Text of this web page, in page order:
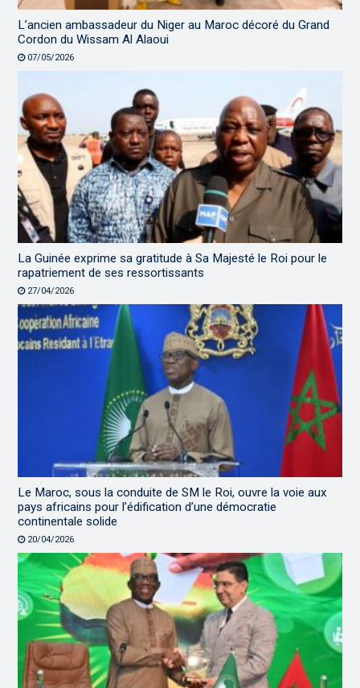
L’ancien ambassadeur du Niger au Maroc décoré du Grand
Cordon du Wissam Al Alaoui
07/05/2026
La Guinée exprime sa gratitude à Sa Majesté le Roi pour le
rapatriement de ses ressortissants
27/04/2026
Le Maroc, sous la conduite de SM le Roi, ouvre la voie aux
pays africains pour l’édification d’une démocratie
continentale solide
20/04/2026